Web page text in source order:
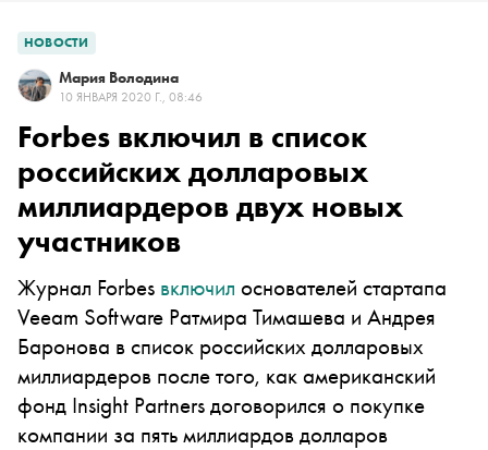
НОВОСТИ
Мария Володина
10 ЯНВАРЯ 2020 Г., 08:46
Forbes включил в список
российских долларовых
миллиардеров двух новых
участников
Журнал Forbes включил основателей стартапа
Veeam Software Ратмира Тимашева и Андрея
Баронова в список российских долларовых
миллиардеров после того, как американский
фонд Insight Partners договорился о покупке
компании за пять миллиардов долларов